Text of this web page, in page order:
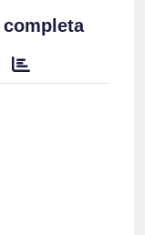
completa